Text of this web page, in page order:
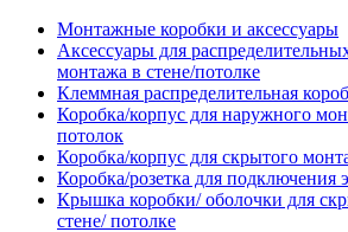
Монтажные коробки и аксессуары
Аксессуары для
монтажа в стене/потолке
Клеммная распределительная
Коробка/корпус для наружного
потолок
Коробка/корпус для скрытого
Коробка/розетка для подключения
Крышка коробки/ оболочки для
стене/ потолке